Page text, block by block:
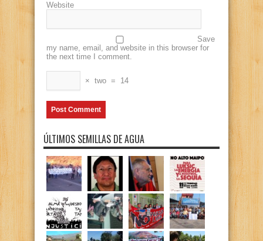
Website
Save
my name, email, and website in this browser for
the next time I comment.
× two = 14
ÚLTIMOS SEMILLAS DE AGUA